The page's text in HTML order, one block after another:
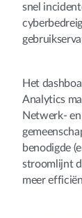
snel
Het
Analytics
Netwerk-
benodigde
stroomlijnt
meer